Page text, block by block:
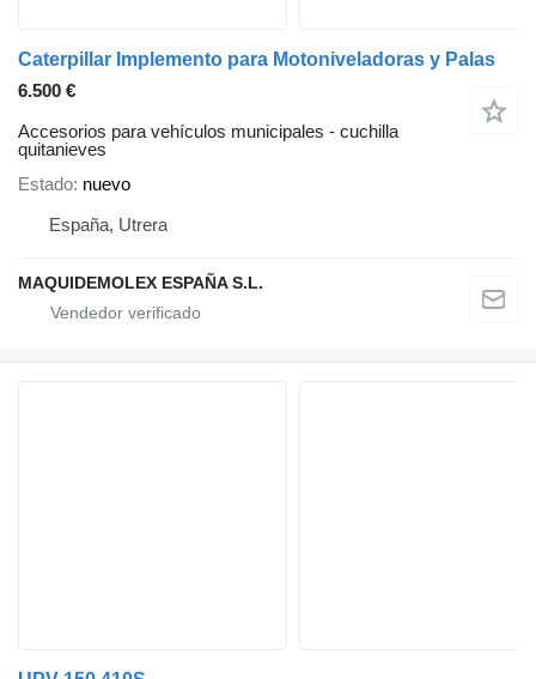
Caterpillar Implemento para Motoniveladoras y Palas
6.500 €
Accesorios para vehículos municipales - cuchilla
quitanieves
Estado nuevo
España, Utrera
MAQUIDEMOLEX ESPAÑA S.L.